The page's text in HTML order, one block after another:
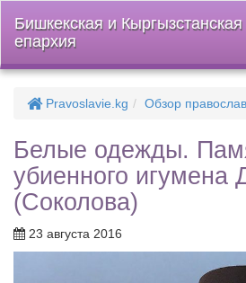
Бишкекская и Кыргызстанская
епархия
Pravoslavie.kg Обзор
Белые одежды.
убиенного игумена
(Соколова)
23 августа 2016